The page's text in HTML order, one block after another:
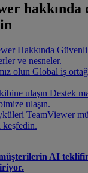
hakkında
Hakkında Güvenli
ve nesneler.
olun Global iş
ulaşın Destek
ulaşın.
TeamViewer
keşfedin.
AI